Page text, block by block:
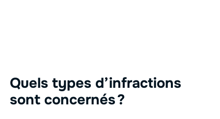
Quels types d’infractions
sont concernés ?